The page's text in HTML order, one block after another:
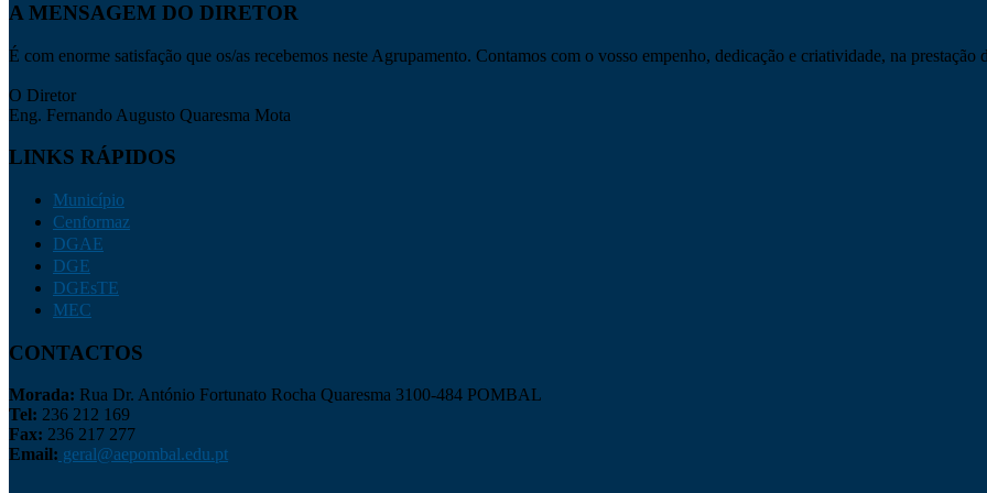
A MENSAGEM DO DIRETOR
É com enorme satisfação que os/as recebemos neste Agrupamento. Contamos com o vosso empenho, dedicação e criatividade, na
O Diretor
Eng. Fernando Augusto Quaresma Mota
LINKS RÁPIDOS
Município
Cenformaz
DGAE
DGE
DGEsTE
MEC
CONTACTOS
Morada: Rua Dr. António Fortunato Rocha Quaresma 3100-484 POMBAL
Tel: 236 212 169
Fax: 236 217 277
Email: geral@aepombal.edu.pt